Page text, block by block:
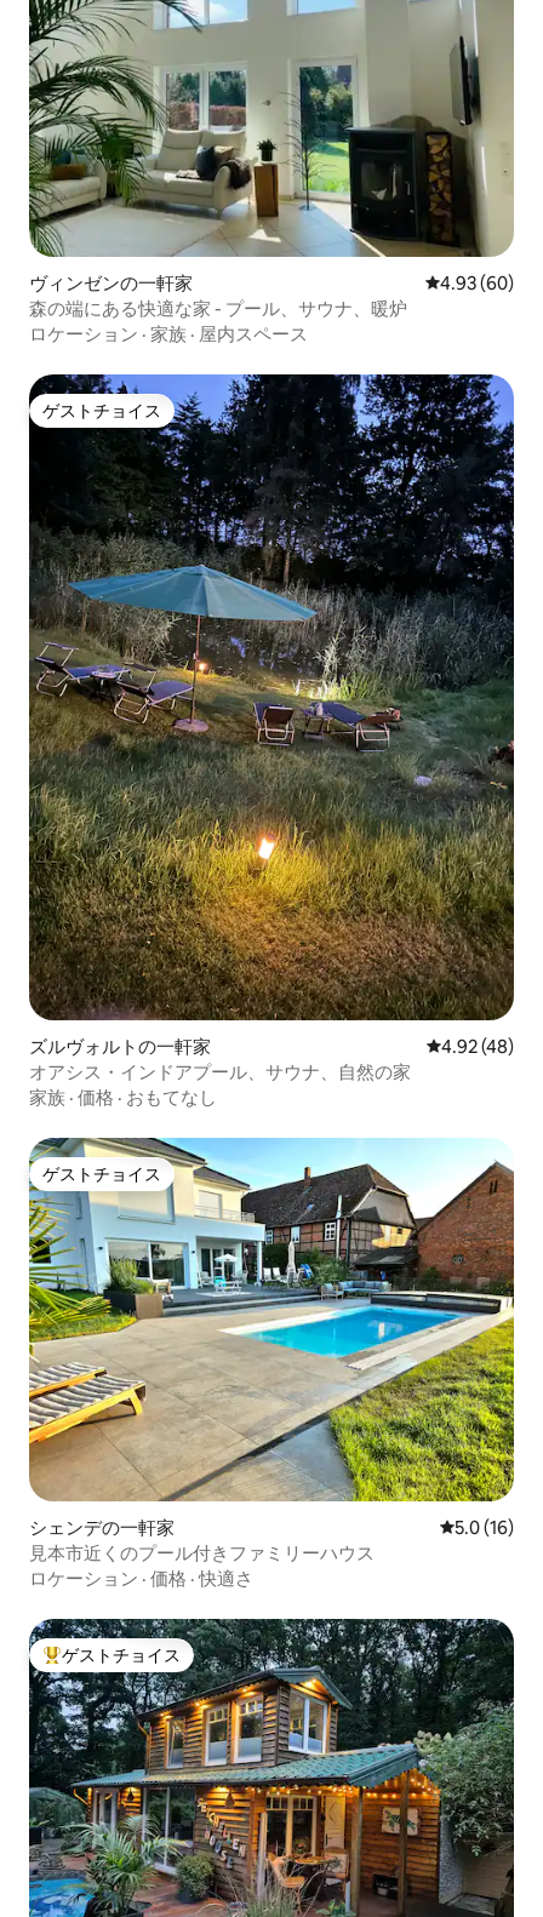
ヴィンゼンの一軒家 レビュー60
4.93 (60)
森の端にある快適な家 - プール、サウナ、暖炉
ロケーション · 家族 · 屋内スペース
ゲストチョイス
ゲストチョイス
ズルヴォルトの一軒家 レビュー48
4.92 (48)
オアシス・インドアプール、サウナ、自然の家
家族 · 価格 · おもてなし
ゲストチョイス
ゲストチョイス
シェンデの一軒家 レビュー16
5.0 (16)
見本市近くのプール付きファミリーハウス
ロケーション · 価格 ·快適さ
大好評のゲストチョイスです。
ゲストチョイス